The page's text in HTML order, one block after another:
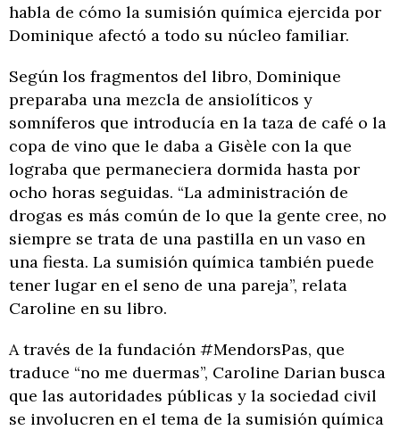
habla de cómo la sumisión química ejercida por
Dominique afectó a todo su núcleo familiar.
Según los fragmentos del libro, Dominique
preparaba una mezcla de ansiolíticos y
somníferos que introducía en la taza de café o la
copa de vino que le daba a Gisèle con la que
lograba que permaneciera dormida hasta por
ocho horas seguidas. “La administración de
drogas es más común de lo que la gente cree, no
siempre se trata de una pastilla en un vaso en
una fiesta. La sumisión química también puede
tener lugar en el seno de una pareja”, relata
Caroline en su libro.
A través de la fundación #MendorsPas, que
traduce “no me duermas”, Caroline Darian busca
que las autoridades públicas y la sociedad civil
se involucren en el tema de la sumisión química